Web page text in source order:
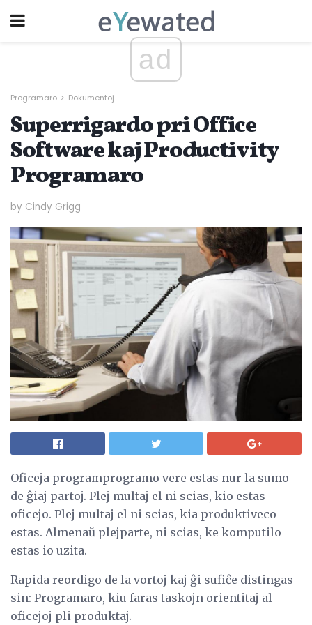
ad
Programaro Dokumentoj
Superrigardo pri Office
Software kaj Productivity
Programaro
by Cindy Grigg
Oficeja programprogramo vere estas nur la sumo
de ĝiaj partoj. Plej multaj el ni scias, kio estas
oficejo. Plej multaj el ni scias, kia produktiveco
estas. Almenaŭ plejparte, ni scias, ke komputilo
estas io uzita.
Rapida reordigo de la vortoj kaj ĝi sufiĉe distingas
sin: Programaro, kiu faras taskojn orientitaj al
oficejoj pli produktaj.